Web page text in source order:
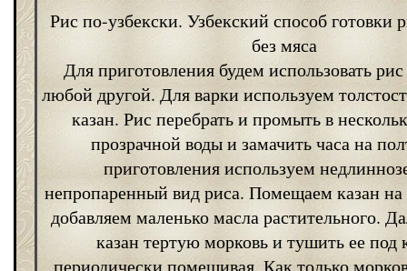
Рис по-узбекски. Узбекский способ готовки
без мяса
Для приготовления будем использовать
любой другой. Для варки используем
казан. Рис перебрать и промыть в
прозрачной воды и замачить часа на
приготовления используем
непропаренный вид риса. Помещаем казан на
добавляем маленько масла растительного.
казан тертую морковь и тушить ее
периодически помешивая. Как только